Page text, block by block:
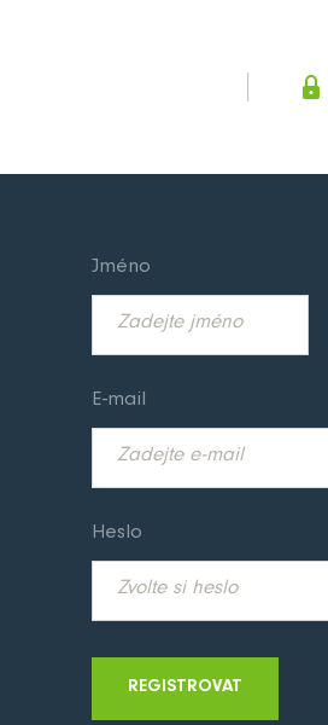
Jméno
E-mail
Heslo